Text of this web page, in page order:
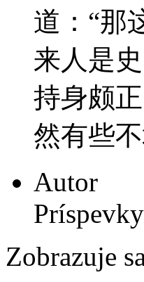
道：“那
来人是
持身颇
然有些不
Autor
Príspevky
Zobrazuje